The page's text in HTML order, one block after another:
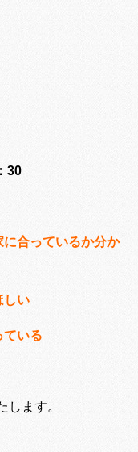
30
合っているか分か
しい
ている
します。